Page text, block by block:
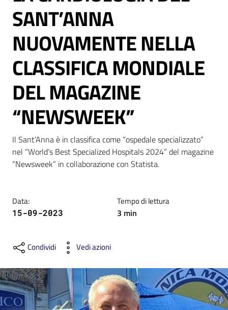
Reparti
Novità
C
a
a
d
e
S
r
v
i
z
SANT’ANNA
NUOVAMENTE NELLA
CLASSIFICA MONDIALE
DEL MAGAZINE
“NEWSWEEK”
Il Sant’Anna è in classifica come “ospedale specializzato”
nel “World’s Best Specialized Hospitals 2024” del magazine
“Newsweek” in collaborazione con Statista.
Data:
15-09-2023
Tempo di lettura
3 min
Condividi Vedi azioni